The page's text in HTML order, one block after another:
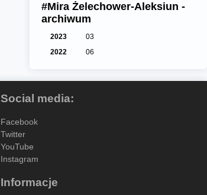
#Mira Żelechower-Aleksiun -
archiwum
2023
03
2022
06
Social media:
Facebook
Twitter
YouTube
Instagram
Informacje